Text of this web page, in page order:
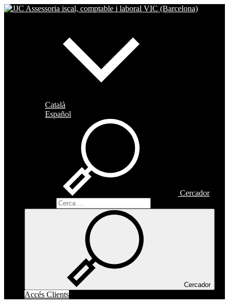
Català
Español
Cercador
Cercador
Accés Clients